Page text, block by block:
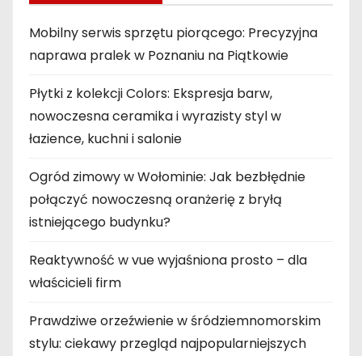
Mobilny serwis sprzętu piorącego: Precyzyjna
naprawa pralek w Poznaniu na Piątkowie
Płytki z kolekcji Colors: Ekspresja barw,
nowoczesna ceramika i wyrazisty styl w
łazience, kuchni i salonie
Ogród zimowy w Wołominie: Jak bezbłędnie
połączyć nowoczesną oranżerię z bryłą
istniejącego budynku?
Reaktywność w vue wyjaśniona prosto – dla
właścicieli firm
Prawdziwe orzeźwienie w śródziemnomorskim
stylu: ciekawy przegląd najpopularniejszych